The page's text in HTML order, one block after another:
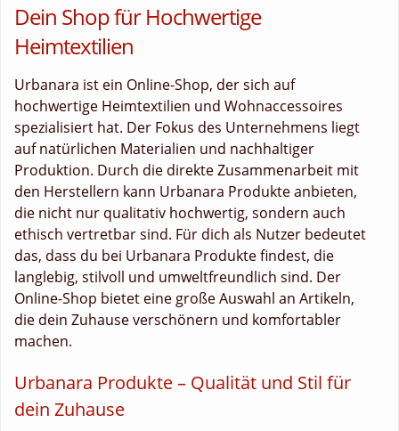
Dein Shop für Hochwertige
Heimtextilien
Urbanara ist ein Online-Shop, der sich auf
hochwertige Heimtextilien und Wohnaccessoires
spezialisiert hat. Der Fokus des Unternehmens liegt
auf natürlichen Materialien und nachhaltiger
Produktion. Durch die direkte Zusammenarbeit mit
den Herstellern kann Urbanara Produkte anbieten,
die nicht nur qualitativ hochwertig, sondern auch
ethisch vertretbar sind. Für dich als Nutzer bedeutet
das, dass du bei Urbanara Produkte findest, die
langlebig, stilvoll und umweltfreundlich sind. Der
Online-Shop bietet eine große Auswahl an Artikeln,
die dein Zuhause verschönern und komfortabler
machen.
Urbanara Produkte – Qualität und Stil für
dein Zuhause